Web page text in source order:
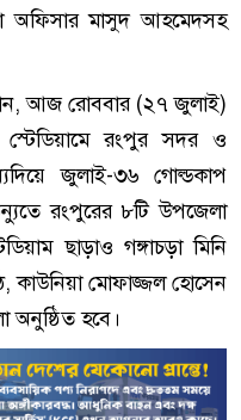
অফিসার মাসুদ আহমেদসহ
আজ রোববার (২৭ জুলাই)
রংপুর সদর ও
জুলাই-৩৬ গোল্ডকাপ
রংপুরের ৮টি উপজেলা
ছাড়াও গঙ্গাচড়া মিনি
কাউনিয়া মোফাজ্জল হোসেন
অনুষ্ঠিত হবে।